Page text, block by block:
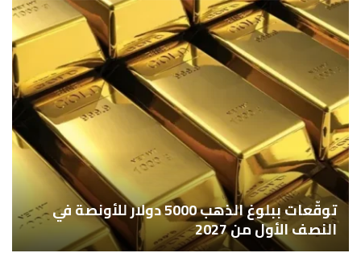
توقّعات ببلوغ الذهب 5000 دولار للأونصة في
النصف الأول من 2027